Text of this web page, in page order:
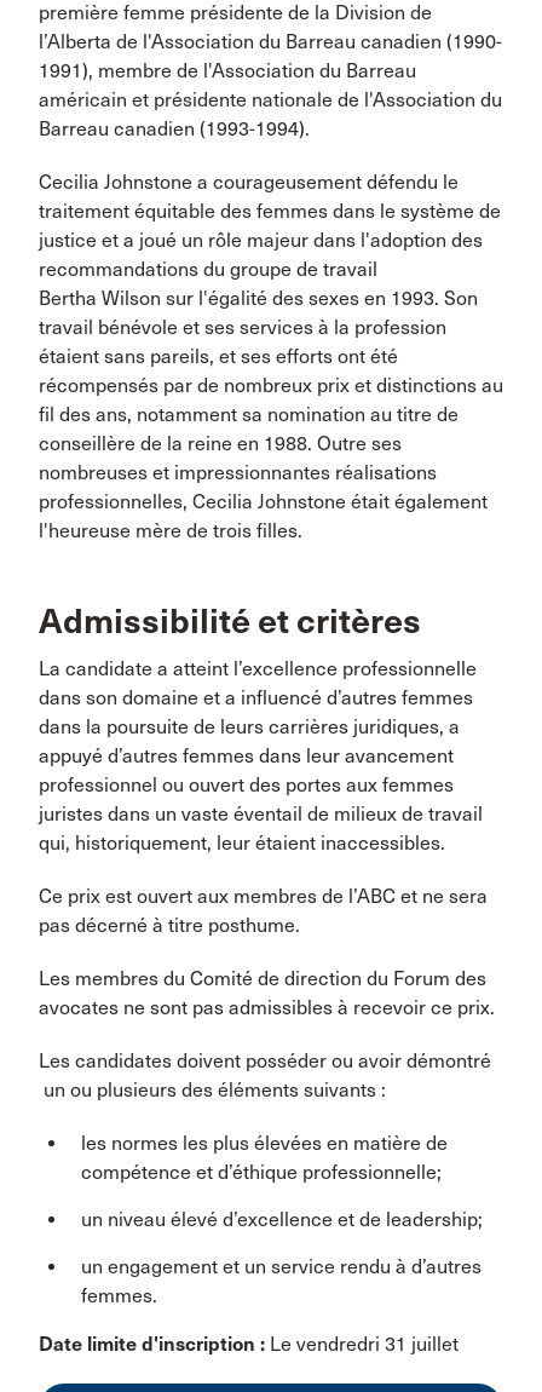
première femme présidente de la Division de
l’Alberta de l'Association du Barreau canadien (1990-
1991), membre de l'Association du Barreau
américain et présidente nationale de l'Association du
Barreau canadien (1993-1994).
Cecilia Johnstone a courageusement défendu le
traitement équitable des femmes dans le système de
justice et a joué un rôle majeur dans l'adoption des
recommandations du groupe de travail
Bertha Wilson sur l'égalité des sexes en 1993. Son
travail bénévole et ses services à la profession
étaient sans pareils, et ses efforts ont été
récompensés par de nombreux prix et distinctions au
fil des ans, notamment sa nomination au titre de
conseillère de la reine en 1988. Outre ses
nombreuses et impressionnantes réalisations
professionnelles, Cecilia Johnstone était également
l'heureuse mère de trois filles.
Admissibilité et critères
La candidate a atteint l’excellence professionnelle
dans son domaine et a influencé d’autres femmes
dans la poursuite de leurs carrières juridiques, a
appuyé d’autres femmes dans leur avancement
professionnel ou ouvert des portes aux femmes
juristes dans un vaste éventail de milieux de travail
qui, historiquement, leur étaient inaccessibles.
Ce prix est ouvert aux membres de l’ABC et ne sera
pas décerné à titre posthume.
Les membres du Comité de direction du Forum des
avocates ne sont pas admissibles à recevoir ce prix.
Les candidates doivent posséder ou avoir démontré
un ou plusieurs des éléments suivants :
les normes les plus élevées en matière de
compétence et d’éthique professionnelle;
un niveau élevé d’excellence et de leadership;
un engagement et un service rendu à d’autres
femmes.
Date limite d'inscription : Le vendredri 31 juillet